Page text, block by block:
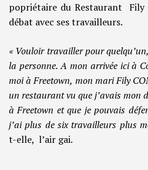
popriétaire du Restaurant Fily
débat avec ses travailleurs.
« Vouloir travailler pour
la personne. A mon arrivée ici à
moi à Freetown, mon mari Fily
un restaurant vu que j’avais mon
à Freetown et que je pouvais
j’ai plus de six travailleurs plus
t-elle, l’air gai.